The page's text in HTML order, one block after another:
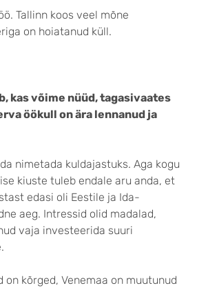
Tallinn koos veel mõne
on hoiatanud küll.
kas võime nüüd, tagasivaates
öökull on ära lennanud ja
nimetada kuldajastuks. Aga kogu
kiuste tuleb endale aru anda, et
edasi oli Eestile ja Ida-
aeg. Intressid olid madalad,
vaja investeerida suuri
on kõrged, Venemaa on muutunud